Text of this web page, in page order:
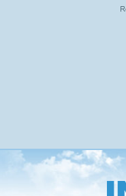
Přejít
na
hlavní
obsah